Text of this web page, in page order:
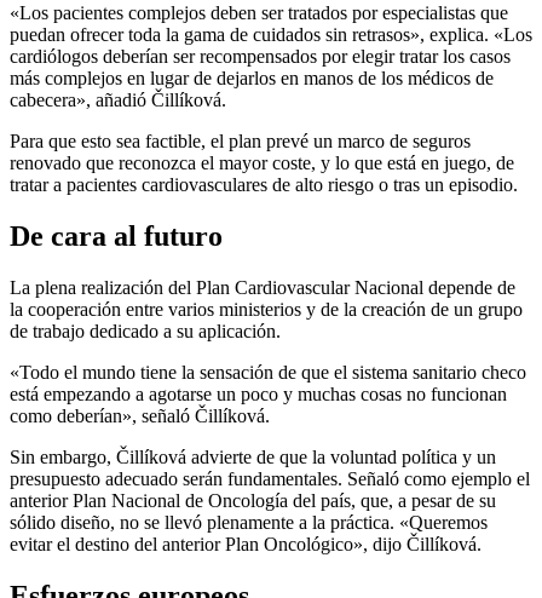
«Los pacientes complejos deben ser tratados por especialistas que
puedan ofrecer toda la gama de cuidados sin retrasos», explica. «Los
cardiólogos deberían ser recompensados por elegir tratar los casos
más complejos en lugar de dejarlos en manos de los médicos de
cabecera», añadió Čillíková.
Para que esto sea factible, el plan prevé un marco de seguros
renovado que reconozca el mayor coste, y lo que está en juego, de
tratar a pacientes cardiovasculares de alto riesgo o tras un episodio.
De cara al futuro
La plena realización del Plan Cardiovascular Nacional depende de
la cooperación entre varios ministerios y de la creación de un grupo
de trabajo dedicado a su aplicación.
«Todo el mundo tiene la sensación de que el sistema sanitario checo
está empezando a agotarse un poco y muchas cosas no funcionan
como deberían», señaló Čillíková.
Sin embargo, Čillíková advierte de que la voluntad política y un
presupuesto adecuado serán fundamentales. Señaló como ejemplo el
anterior Plan Nacional de Oncología del país, que, a pesar de su
sólido diseño, no se llevó plenamente a la práctica. «Queremos
evitar el destino del anterior Plan Oncológico», dijo Čillíková.